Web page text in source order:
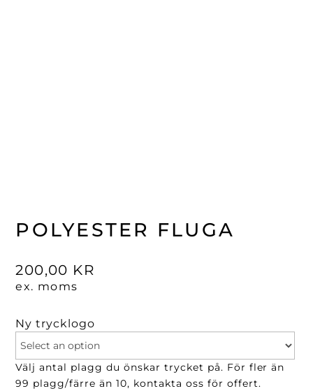
POLYESTER FLUGA
200,00 KR
ex. moms
Ny trycklogo
Välj antal plagg du önskar trycket på. För fler än
99 plagg/färre än 10, kontakta oss för offert.